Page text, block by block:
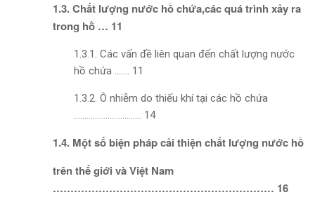
1.3. Chất lượng nước hồ chứa,các quá trình xảy ra
trong hồ … 11
1.3.1. Các vấn đề liên quan đến chất lượng nước
hồ chứa ……. 11
1.3.2. Ô nhiễm do thiếu khí tại các hồ chứa
………………………….. 14
1.4. Một số biện pháp cải thiện chất lượng nước hồ
trên thế giới và Việt Nam
……………………………………………………… 16